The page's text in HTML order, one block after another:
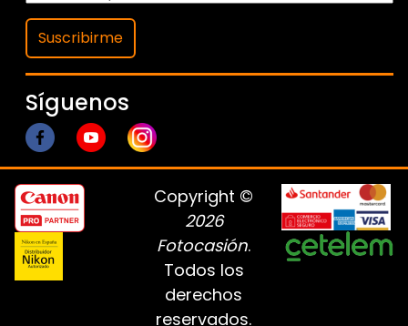
Suscribirme
Síguenos
Copyright ©
2026
Fotocasión.
Todos los
derechos
reservados.